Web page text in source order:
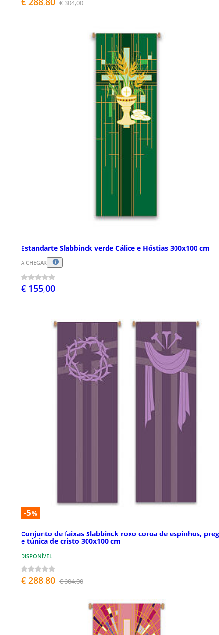
€ 304,00
Estandarte Slabbinck verde Cálice e Hóstias 300x100 cm
A CHEGAR
€ 155,00
-5%
Conjunto de faixas Slabbinck roxo coroa de espinhos,
e túnica de cristo 300x100 cm
DISPONÍVEL
€ 288,80 € 304,00